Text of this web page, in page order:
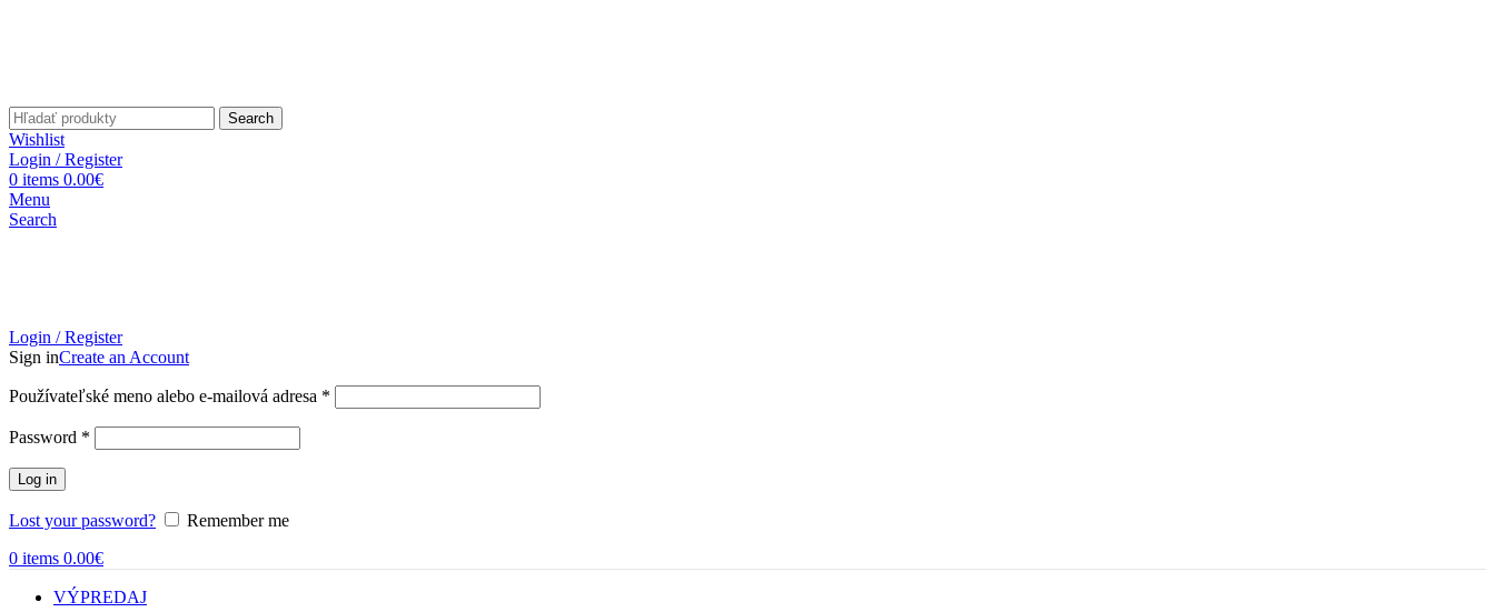
Search
Wishlist
Login / Register
0 items 0.00€
Menu
Search
Login / Register
Sign inCreate an Account
Používateľské meno alebo e-mailová adresa *
Password *
Log in
Lost your password?
Remember me
0 items 0.00€
VÝPREDAJ